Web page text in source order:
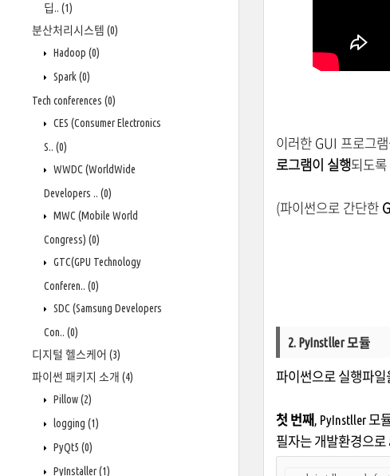
딥.. (1)
분산처리시스템 (0)
Hadoop (0)
Spark(0)
Tech conferences (0)
CES (Consumer Electronics
S.. (0)
WWDC (WorldWide
Developers .. (0)
MWC (Mobile World
Congress) (0)
GTC(GPU Technology
Conferen.. (0)
SDC (Samsung Developers
Con.. (0)
디지털 헬스케어 (3)
파이썬 패키지 소개 (4)
Pillow(2)
logging (1)
PyQt5 (0)
PyInstaller(1)
이러한 GUI 프로그
로그램이 실행되도
(파이썬으로 간단한
2. PyInstller 모듈
파이썬으로 실행파일
첫 번째 , PyInstller 모
필자는 개발환경으로